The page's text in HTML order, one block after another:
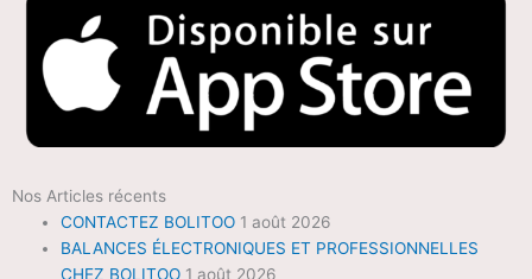
Nos Articles récents
CONTACTEZ BOLITOO 1 août 2026
BALANCES ÉLECTRONIQUES ET PROFESSIONNELLES
CHEZ BOLITOO 1 août 2026